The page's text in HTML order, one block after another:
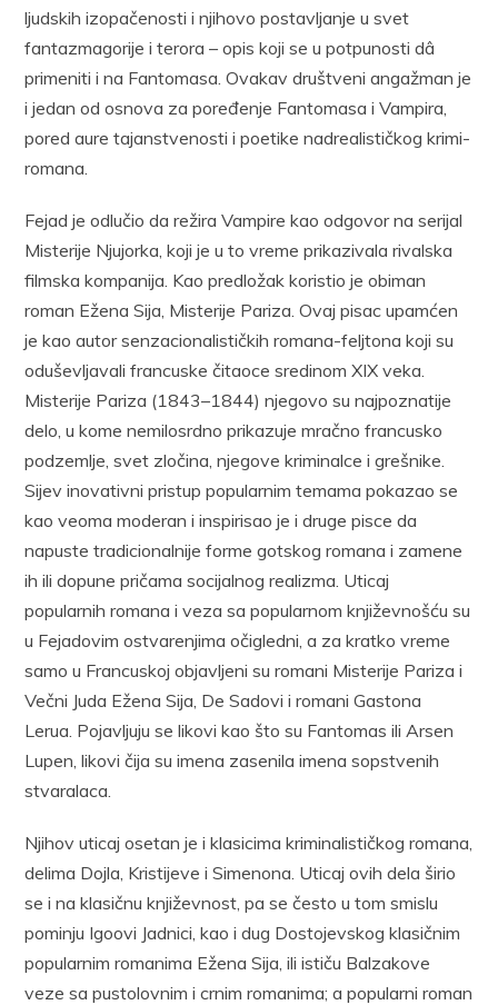
ljudskih izopačenosti i njihovo postavljanje u svet
fantazmagorije i terora – opis koji se u potpunosti dâ
primeniti i na Fantomasa. Ovakav društveni angažman je
i jedan od osnova za poređenje Fantomasa i Vampira,
pored aure tajanstvenosti i poetike nadrealističkog krimi-
romana.
Fejad je odlučio da režira Vampire kao odgovor na serijal
Misterije Njujorka, koji je u to vreme prikazivala rivalska
filmska kompanija. Kao predložak koristio je obiman
roman Ežena Sija, Misterije Pariza. Ovaj pisac upamćen
je kao autor senzacionalističkih romana-feljtona koji su
oduševljavali francuske čitaoce sredinom XIX veka.
Misterije Pariza (1843–1844) njegovo su najpoznatije
delo, u kome nemilosrdno prikazuje mračno francusko
podzemlje, svet zločina, njegove kriminalce i grešnike.
Sijev inovativni pristup popularnim temama pokazao se
kao veoma moderan i inspirisao je i druge pisce da
napuste tradicionalnije forme gotskog romana i zamene
ih ili dopune pričama socijalnog realizma. Uticaj
popularnih romana i veza sa popularnom književnošću su
u Fejadovim ostvarenjima očigledni, a za kratko vreme
samo u Francuskoj objavljeni su romani Misterije Pariza i
Večni Juda Ežena Sija, De Sadovi i romani Gastona
Lerua. Pojavljuju se likovi kao što su Fantomas ili Arsen
Lupen, likovi čija su imena zasenila imena sopstvenih
stvaralaca.
Njihov uticaj osetan je i klasicima kriminalističkog romana,
delima Dojla, Kristijeve i Simenona. Uticaj ovih dela širio
se i na klasičnu književnost, pa se često u tom smislu
pominju Igoovi Jadnici, kao i dug Dostojevskog klasičnim
popularnim romanima Ežena Sija, ili ističu Balzakove
veze sa pustolovnim i crnim romanima; a popularni roman